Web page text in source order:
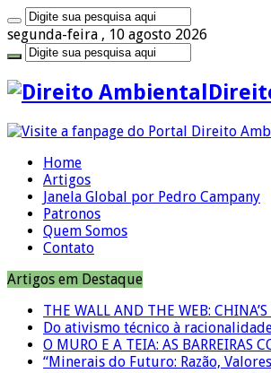
segunda-feira , 10 agosto 2026
Home
Artigos
Janela Global por Pedro Campany
Patronos
Quem Somos
Contato
Artigos em Destaque
THE WALL AND THE WEB:
Do ativismo técnico à
O MURO E A TEIA: AS BARREIRAS
“Minerais do Futuro: Razão,